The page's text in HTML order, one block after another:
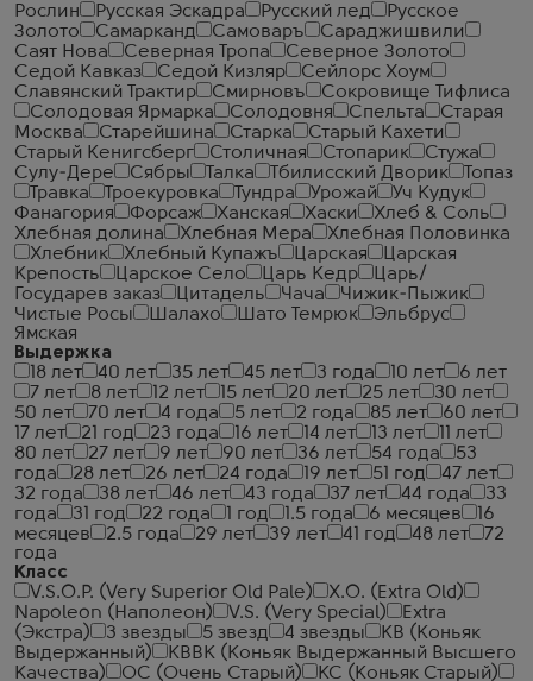
Рослин
Русская Эскадра Русский лед
Русское
Золото
Самарканд Самоваръ
Сараджишвили
Саят Нова
Северная Тропа
Северное Золото
Седой Кавказ
Седой Кизляр
Сейлорс Хоум
Славянский Трактир
Смирновъ
Сокровище Тифлиса
Солодовая Ярмарка
Солодовня Спельта
Старая
Москва
Старейшина Старка
Старый Кахети
Старый Кенигсберг
Столичная Стопарик
Стужа
Сулу-Дере
Сябры Талка Тбилисский Дворик
Топаз
Травка
Троекуровка Тундра Урожай
Уч Кудук
Фанагория
Форсаж Ханская Хаски
Хлеб & Соль
Хлебная долина
Хлебная Мера
Хлебная Половинка
Хлебник
Хлебный Купажъ Царская
Царская
Крепость
Царское Село Царь Кедр
Царь/
Государев заказ
Цитадель Чача
Чижик-Пыжик
Чистые Росы
Шалахо Шато Темрюк
Эльбрус
Ямская
Выдержка
18 лет
40 лет 35 лет 45 лет 3 года 10 лет
6 лет
7 лет
8 лет 12 лет 15 лет 20 лет 25 лет
30 лет
50 лет
70 лет 4 года 5 лет 2 года 85 лет
60 лет
17 лет
21 год 23 года 16 лет 14 лет 13 лет
11 лет
80 лет
27 лет 9 лет 90 лет 36 лет 54 года
53
года
28 лет 26 лет 24 года 19 лет 51 год
47 лет
32 года
38 лет 46 лет 43 года 37 лет 44 года
33
года
31 год 22 года 1 год 1.5 года 6 месяцев
16
месяцев
2.5 года 29 лет 39 лет 41 год 48 лет
72
года
Класс
V.S.O.P. (Very Superior Old Pale)
X.O. (Extra Old)
Napoleon (Наполеон)
V.S. (Very Special)
Extra
(Экстра)
3 звезды 5 звезд 4 звезды
КВ (Коньяк
Выдержанный)
КВВК (Коньяк Выдержанный Высшего
Качества)
ОС (Очень Старый)
КС (Коньяк Старый)